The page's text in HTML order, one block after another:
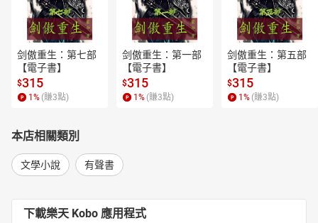
剑傲重生：第七部
【電子書】
$315
1 % (賺3點)
剑傲重生：第一部
【電子書】
$315
1 % (賺3點)
剑傲重生：第五部
【電子書】
$315
1 % (賺3點)
本店相關類別
文學小說 有聲書
下載樂天 Kobo 應用程式